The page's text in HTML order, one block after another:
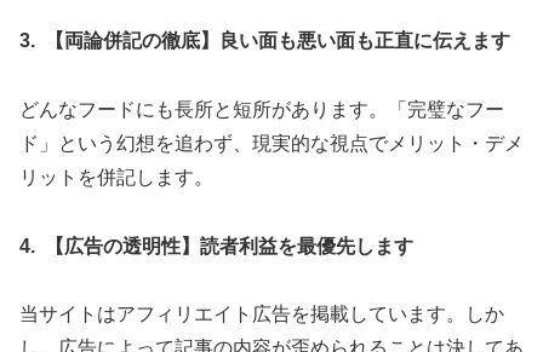
3. 【両論併記の徹底】良い面も悪い面も正直に伝えます
どんなフードにも長所と短所があります。「完璧なフー
ド」という幻想を追わず、現実的な視点でメリット・デメ
リットを併記します。
4. 【広告の透明性】読者利益を最優先します
当サイトはアフィリエイト広告を掲載しています。しか